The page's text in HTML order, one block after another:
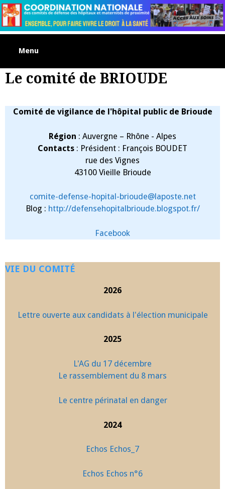
Skip
to
content
Menu
Le comité de BRIOUDE
Comité de vigilance de l'hôpital public de Brioude
Région : Auvergne – Rhône - Alpes
Contacts : Président : François BOUDET
rue des Vignes
43100 Vieille Brioude
comite-defense-hopital-brioude@laposte.net
Blog : http://defensehopitalbrioude.blogspot.fr/
Facebook
VIE DU COMITÉ
2026
Lettre ouverte aux candidats à l'élection municipale
2025
L'AG du 17 décembre
Le rassemblement du 8 mars
Le centre périnatal en danger
2024
Echos Echos_7
Echos Echos n°6